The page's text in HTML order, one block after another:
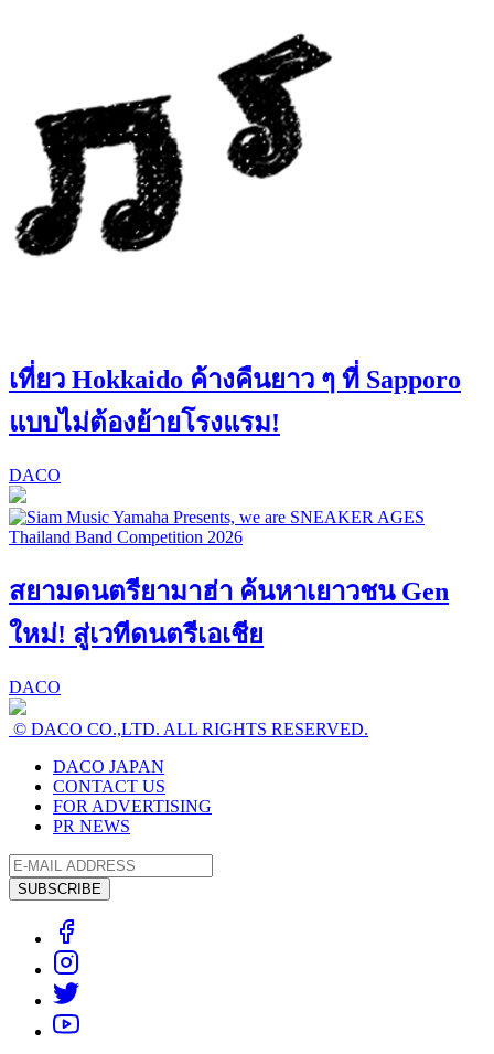
เที่ยว Hokkaido ค้างคืนยาว ๆ ที่ Sapporo
แบบไม่ต้องย้ายโรงแรม!
DACO
สยามดนตรียามาฮ่า ค้นหาเยาวชน Gen
ใหม่! สู่เวทีดนตรีเอเชีย
DACO
© DACO CO.,LTD. ALL RIGHTS RESERVED.
DACO JAPAN
CONTACT US
FOR ADVERTISING
PR NEWS